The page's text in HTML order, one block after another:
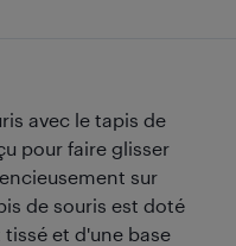
avec le tapis de
pour faire glisser
sur
de souris est doté
et d'une base